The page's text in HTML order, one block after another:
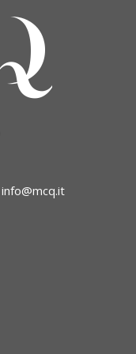
info@mcq.it